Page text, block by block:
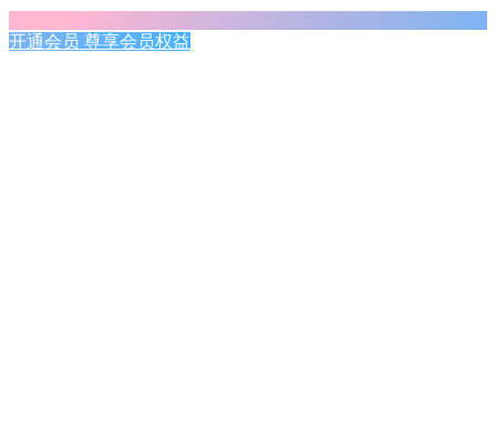
开通会员 尊享会员权益